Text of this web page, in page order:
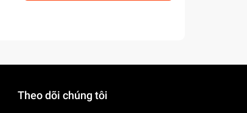
Theo dõi chúng tôi